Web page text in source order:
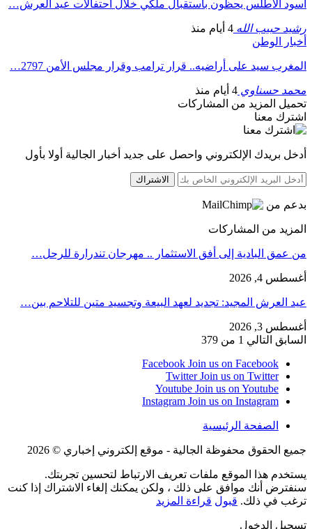
أسود الأطلس يحظون باستقبال ملكي خلال احتفالات عيد العرش…
رشيد حبيب الله 4 أيام منذ
أخبار الوطن
المغرب سيد على أراضيه.. قرار ترامب وقرار مجلس الأمن 2797…
محمد حسناوي 4 أيام منذ
تحميل المزيد من المشاركات
اشترك معنا
أدخل بريدك الإلكتروني واحصل على جديد أخبار الجالية أولا بأول
الاشتراك
بدعم من
المزيد من المشاركات
من عمق البادية إلى أفق الاستثمار .. مهرجان تندرارة للرحل…
أغسطس 4, 2026
عيد العرش المجيد: تجديد لعهد البيعة وتجسيد متين للتلاحم بين…
أغسطس 3, 2026
السابق التالي 1 من 379
Facebook Join us on Facebook
Twitter Join us on Twitter
Youtube Join us on Youtube
Instagram Join us on Instagram
الصفحة الرئيسية
جميع الحقوق محفوظة الجالية - موقع إلكتروني إخباري © 2026
يستخدم هذا الموقع ملفات تعريف الارتباط لتحسين تجربتك.
سنفترض أنك موافق على ذلك ، ولكن يمكنك إلغاء الاشتراك إذا كنت
ترغب في ذلك. قبول قراءة المزيد
تسجيل الدخول